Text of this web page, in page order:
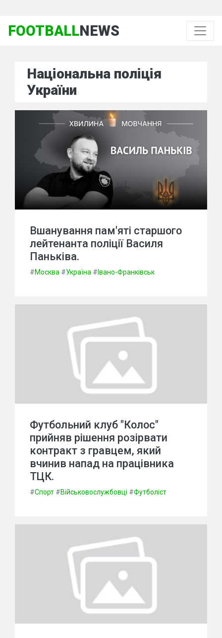
FOOTBALLNEWS
Національна поліція
України
Вшанування пам'яті старшого
лейтенанта поліції Василя
Паньківа.
#Москва #Україна # Івано-Франківськ
Футбольний клуб "Колос"
прийняв рішення розірвати
контракт з гравцем, який
вчинив напад на працівника
ТЦК.
#Спорт #Військовослужбовці #Футболіст